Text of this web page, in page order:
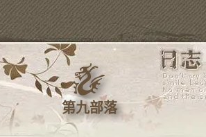
第九部落